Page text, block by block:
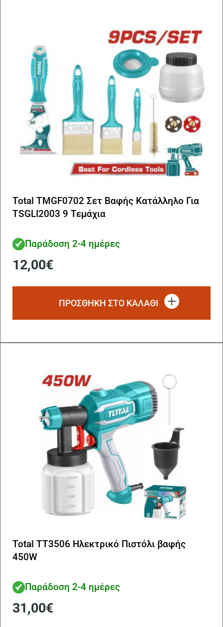
Total TMGF0702 Σετ Βαφής Κατάλληλο Για
TSGLI2003 9 Τεμάχια
Παράδοση 2-4 ημέρες
12,00€
ΠΡΟΣΘΗΚΗ ΣΤΟ ΚΑΛΑΘΙ
Total TT3506 Ηλεκτρικό Πιστόλι βαφής
450W
Παράδοση 2-4 ημέρες
31,00€